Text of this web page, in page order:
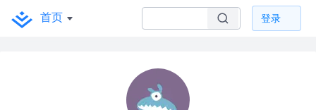
首页 登录